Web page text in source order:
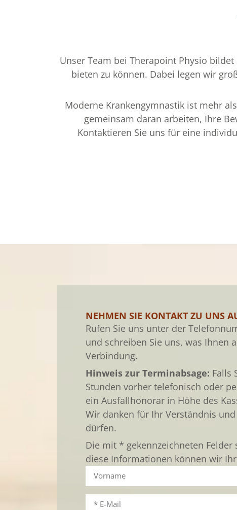
Unser Team bei Therapoint Physio
bieten zu können. Dabei legen wir
Moderne Krankengymnastik ist mehr
gemeinsam daran arbeiten, Ihre
Kontaktieren Sie uns für eine
NEHMEN SIE KONTAKT ZU UNS
Rufen Sie uns unter der
und schreiben Sie uns, was Ihnen
Verbindung.
Hinweis zur Terminabsage: Falls
Stunden vorher telefonisch oder
ein Ausfallhonorar in Höhe des
Wir danken für Ihr Verständnis
dürfen.
Die mit * gekennzeichneten
diese Informationen können wir